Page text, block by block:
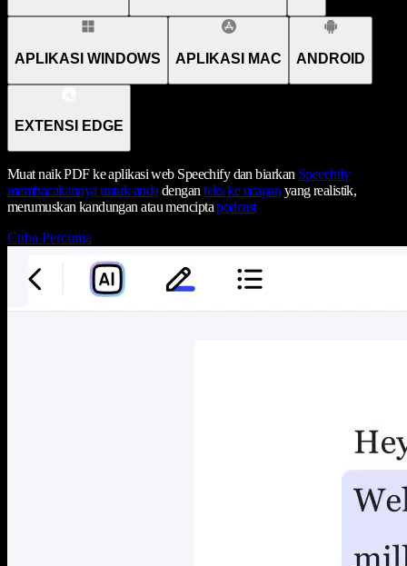
APLIKASI WINDOWS APLIKASI MAC ANDROID
EXTENSI EDGE
Muat naik PDF ke aplikasi web Speechify dan biarkan Speechify
membacakannya untuk anda denganteks ke ucapan yang realistik,
merumuskan kandungan atau menciptapodcast
Cuba Percuma